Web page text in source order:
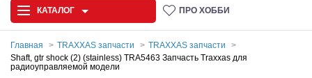
КАТАЛОГ ПРО ХОББИ
Автомодели
Главная TRAXXAS запчасти
TRAXXAS запчасти
Shaft, gtr shock (2) (stainless) TRA5463 Запчасть Traxxas для
радиоуправляемой модели